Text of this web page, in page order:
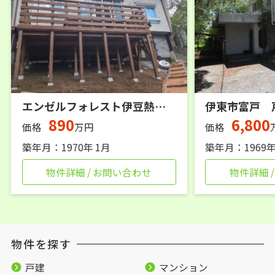
エンゼルフォレスト伊豆熱川 オーナーチェンジ戸建
価格 890万円
築年月：1970年 1月
物件詳細 / お問い合わせ
伊東市富戸
価格 6,800
築年月：1969
物件詳細
物件を探す
戸建
マンション